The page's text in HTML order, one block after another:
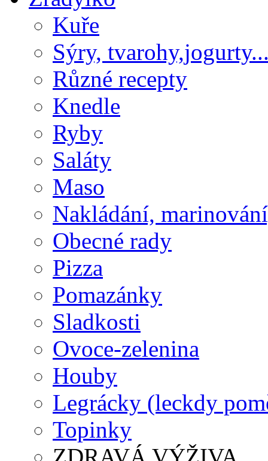
Kuře
Sýry,
Různé recepty
Knedle
Ryby
Saláty
Maso
Nakládání,
Obecné rady
Pizza
Pomazánky
Sladkosti
Ovoce-zelenina
Houby
Legrácky (leckdy
Topinky